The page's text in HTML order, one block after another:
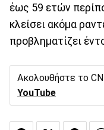
έως 59 ετών
κλείσει ακόμα
προβληματίζει
Ακολουθήστε το
YouTube